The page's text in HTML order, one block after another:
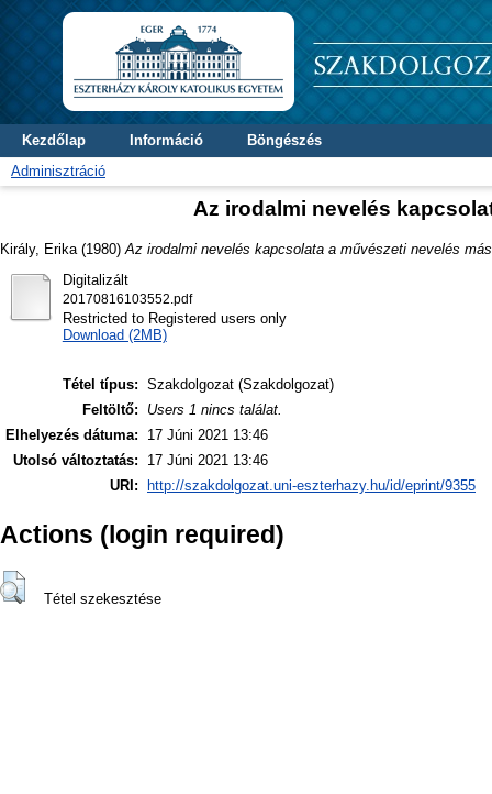
Kezdőlap Információ
Böngészés
Adminisztráció
Az irodalmi nevelés
Király, Erika (1980) Az irodalmi nevelés kapcsolata a művészeti nevelés
Digitalizált
20170816103552.pdf
Restricted to Registered users only
Download (2MB)
Tétel típus: Szakdolgozat (Szakdolgozat)
Feltöltő:
Users 1 nincs találat.
Elhelyezés dátuma:
17 Júni 2021 13:46
Utolsó változtatás:
17 Júni 2021 13:46
URI:
http://szakdolgozat.uni-eszterhazy.hu/id/eprint/9355
Actions (login required)
Tétel szekesztése